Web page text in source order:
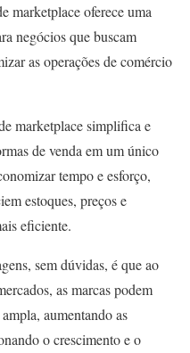
marketplace oferece uma
negócios que buscam
as operações de comércio
marketplace simplifica e
de venda em um único
tempo e esforço,
estoques, preços e
eficiente.
sem dúvidas, é que ao
as marcas podem
aumentando as
o crescimento e o